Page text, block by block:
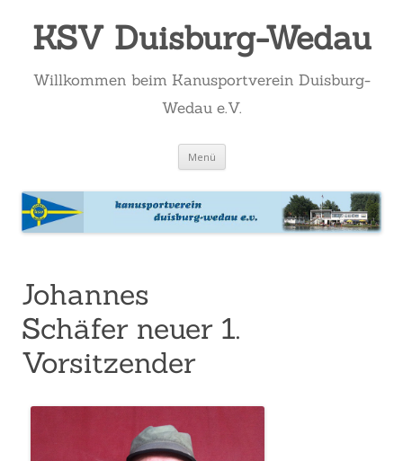
KSV Duisburg-Wedau
Willkommen beim Kanusportverein Duisburg-
Wedau e.V.
Menü Zum
springen
Johannes
Schäfer neuer 1.
Vorsitzender